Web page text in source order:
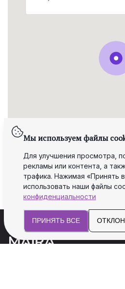
Мы используем файлы
Для улучшения просмотра,
рекламы или контента, а
трафика. Нажимая «Принять
использовать наши файлы
конфиденциальности
ПРИНЯТЬ ВСЕ